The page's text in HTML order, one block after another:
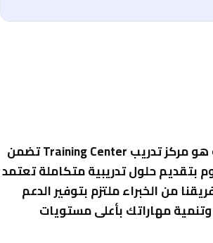
شركة جيان للتدريب والاستشارات هو مركز تدريب Training Center تضمن
بتقديم حلول تدريبية متكاملة تعتمد
من الخبراء ملتزم بتوفير الدعم
مهاراتك بأعلى مستويات